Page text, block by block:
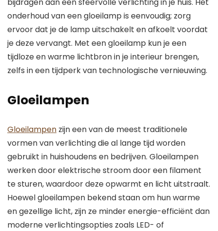
onderhoud van een gloeilamp is eenvoudig; zorg
ervoor dat je de lamp uitschakelt en afkoelt voordat
je deze vervangt. Met een gloeilamp kun je een
tijdloze en warme lichtbron in je interieur brengen,
zelfs in een tijdperk van technologische vernieuwing.
Gloeilampen
Gloeilampen zijn een van de meest traditionele
vormen van verlichting die al lange tijd worden
gebruikt in huishoudens en bedrijven. Gloeilampen
werken door elektrische stroom door een filament
te sturen, waardoor deze opwarmt en licht uitstraalt.
Hoewel gloeilampen bekend staan om hun warme
en gezellige licht, zijn ze minder energie-efficiënt dan
moderne verlichtingsopties zoals LED- of